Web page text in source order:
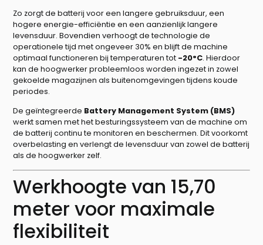
Zo zorgt de batterij voor een langere gebruiksduur, een
hogere energie-efficiëntie en een aanzienlijk langere
levensduur. Bovendien verhoogt de technologie de
operationele tijd met ongeveer 30% en blijft de machine
optimaal functioneren bij temperaturen tot -20°C. Hierdoor
kan de hoogwerker probleemloos worden ingezet in zowel
gekoelde magazijnen als buitenomgevingen tijdens koude
periodes.
De geïntegreerde Battery Management System (BMS)
werkt samen met het besturingssysteem van de machine om
de batterij continu te monitoren en beschermen. Dit voorkomt
overbelasting en verlengt de levensduur van zowel de batterij
als de hoogwerker zelf.
Werkhoogte van 15,70
meter voor maximale
flexibiliteit